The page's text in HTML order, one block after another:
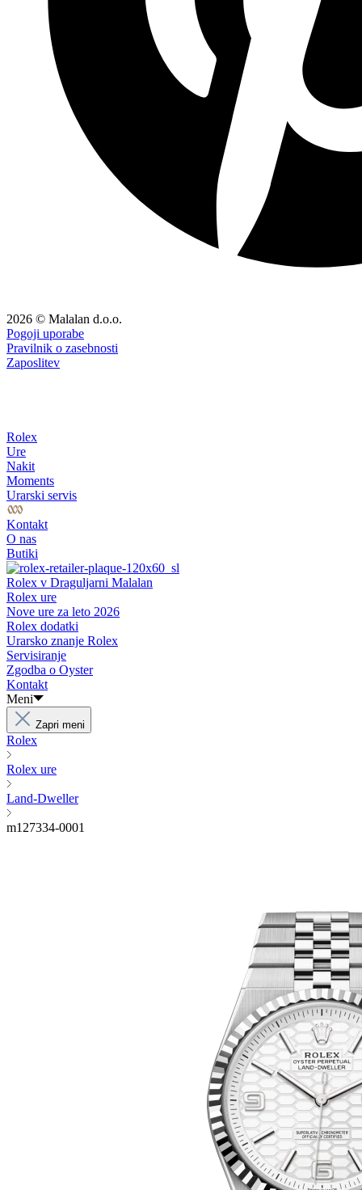
2026 © Malalan d.o.o.
Pogoji uporabe
Pravilnik o zasebnosti
Zaposlitev
Rolex
Ure
Nakit
Moments
Urarski servis
Kontakt
O nas
Butiki
Rolex v Draguljarni Malalan
Rolex ure
Nove ure za leto 2026
Rolex dodatki
Urarsko znanje Rolex
Servisiranje
Zgodba o Oyster
Kontakt
Meni
Zapri meni
Rolex
Rolex ure
Land-Dweller
m127334-0001